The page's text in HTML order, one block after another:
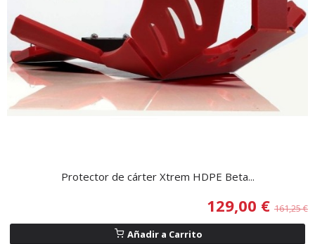
Protector de cárter Xtrem HDPE Beta...
129,00 € 161,25 €
Añadir a Carrito